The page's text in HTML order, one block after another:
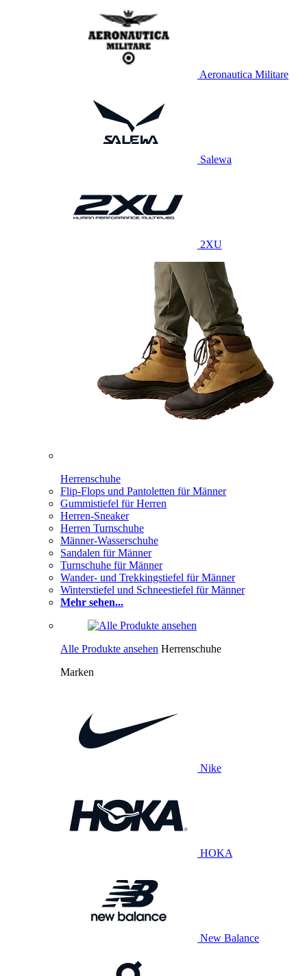
Aeronautica Militare
Salewa
2XU
Herrenschuhe
Flip-Flops und Pantoletten für Männer
Gummistiefel für Herren
Herren-Sneaker
Herren Turnschuhe
Männer-Wasserschuhe
Sandalen für Männer
Turnschuhe für Männer
Wander- und Trekkingstiefel für Männer
Winterstiefel und Schneestiefel für Männer
Mehr sehen...
Alle Produkte ansehen Herrenschuhe
Marken
Nike
HOKA
New Balance